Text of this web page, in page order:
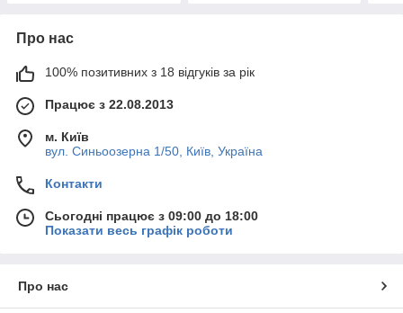
Про нас
100% позитивних з 18 відгуків за рік
Працює з 22.08.2013
м. Київ
вул. Синьоозерна 1/50, Київ, Україна
Контакти
Сьогодні працює з 09:00 до 18:00
Показати весь графік роботи
Про нас